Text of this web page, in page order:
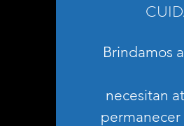
Brindamos
necesitan